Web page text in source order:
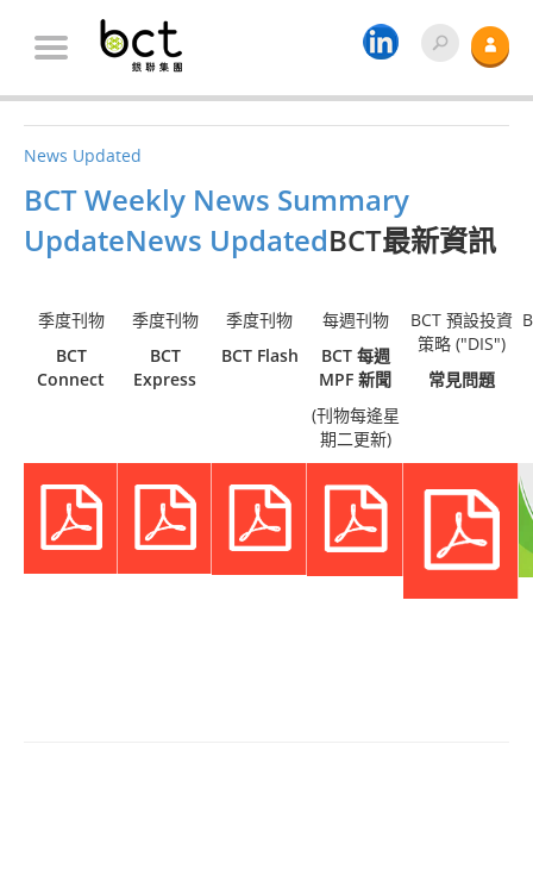
News Updated
BCT Weekly News Summary
UpdateNews UpdatedBCT最新資訊
季度刊物
BCT
Connect
季度刊物
BCT
Express
季度刊物
BCT Flash
每週刊物
BCT 每週
MPF 新聞
(刊物每逄星
期二更新)
BCT 預設投資
策略 ("DIS")
常見問題